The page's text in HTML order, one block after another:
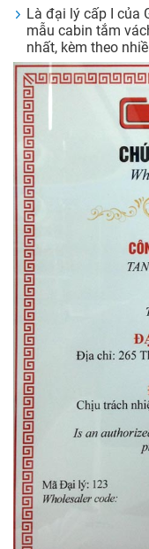
Là đại lý cấp I của
mẫu cabin tắm
nhất, kèm theo